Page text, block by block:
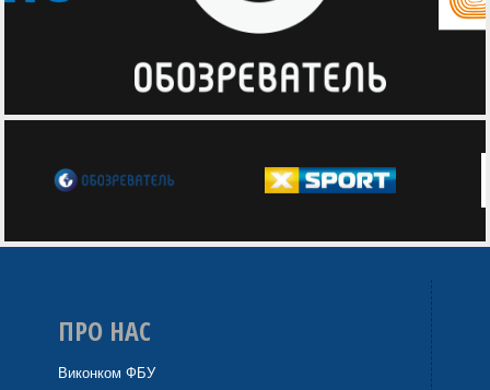
ПРО НАС
Виконком ФБУ